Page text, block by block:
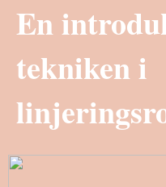
En
tekniken i